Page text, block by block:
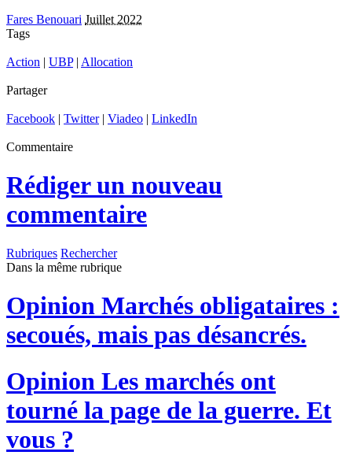
Fares Benouari Juillet 2022
Tags
Action | UBP| Allocation
Partager
Facebook | Twitter| Viadeo | LinkedIn
Commentaire
Rédiger un nouveau
commentaire
Rubriques Rechercher
Dans la même rubrique
Opinion Marchés obligataires :
secoués, mais pas désancrés.
Opinion Les marchés ont
tourné la page de la guerre. Et
vous ?